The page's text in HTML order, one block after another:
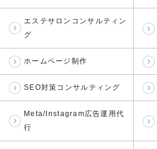
エステサロンコンサルティン
グ
ホームページ制作
SEO対策コンサルティング
Meta/Instagram広告運用代
行